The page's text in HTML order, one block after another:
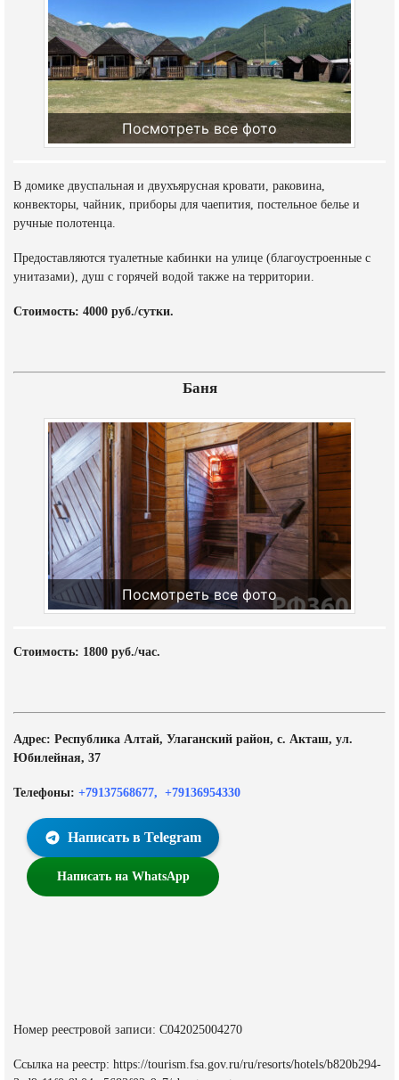
Посмотреть все фото
В домике двуспальная и двухъярусная кровати, раковина,
конвекторы, чайник, приборы для чаепития, постельное белье и
ручные полотенца.
Предоставляются туалетные кабинки на улице (благоустроенные с
унитазами), душ с горячей водой также на территории.
Стоимость: 4000 руб./сутки.
Баня
Посмотреть все фото
Стоимость: 1800 руб./час.
Адрес: Республика Алтай, Улаганский район, с. Акташ, ул.
Юбилейная, 37
Телефоны: +79137568677, +79136954330
Написать в Telegram
Написать на WhatsApp
Номер реестровой записи: С042025004270
Ссылка на реестр: https://tourism.fsa.gov.ru/ru/resorts/hotels/b820b294-